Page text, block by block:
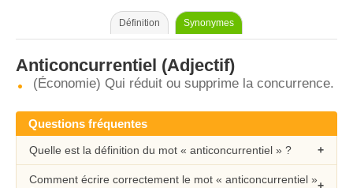
Définition Synonymes
Anticoncurrentiel (Adjectif)
(Économie) Qui réduit ou supprime la concurrence.
Questions fréquentes
Quelle est la définition du mot « anticoncurrentiel » ?
Comment écrire correctement le mot « anticoncurrentiel »